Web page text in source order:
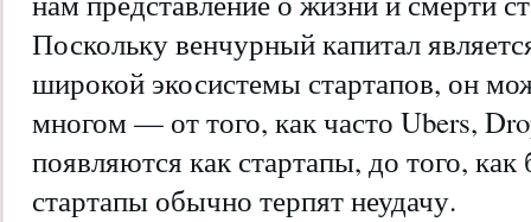
Поскольку венчурный капитал
широкой экосистемы стартапов, он
многом — от того, как часто Ubers,
появляются как стартапы, до того,
стартапы обычно терпят неудачу.